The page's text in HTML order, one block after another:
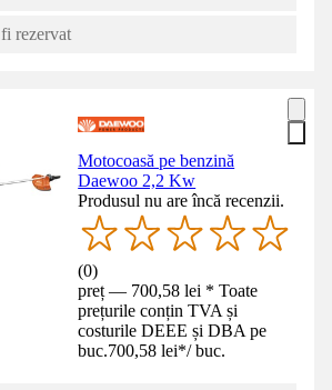
rezervat
Motocoasă pe benzină
Daewoo 2,2 Kw
Produsul nu are încă recenzii.
(0)
preț — 700,58 lei * Toate
prețurile conțin TVA și
costurile DEEE și DBA pe
buc.700,58 lei*/ buc.